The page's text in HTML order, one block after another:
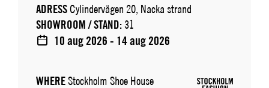
ADRESSCylindervägen 20, Nacka strand
SHOWROOM / STAND: 31
10 aug 2026 - 14 aug 2026
WHEREStockholm Shoe House